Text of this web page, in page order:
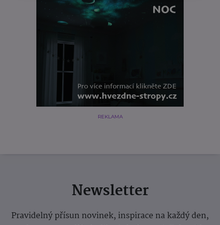
REKLAMA
Newsletter
Pravidelný přísun novinek, inspirace na každý den,